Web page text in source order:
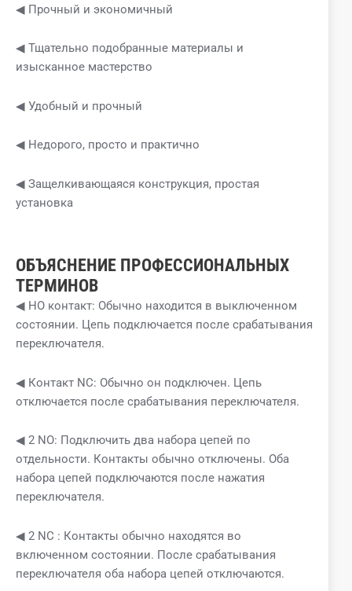
◀ Прочный и экономичный
◀ Тщательно подобранные материалы и
изысканное мастерство
◀ Удобный и прочный
◀ Недорого, просто и практично
◀ Защелкивающаяся конструкция, простая
установка
ОБЪЯСНЕНИЕ ПРОФЕССИОНАЛЬНЫХ
ТЕРМИНОВ
◀ НО контакт: Обычно находится в выключенном
состоянии. Цепь подключается после срабатывания
переключателя.
◀ Контакт NC: Обычно он подключен. Цепь
отключается после срабатывания переключателя.
◀ 2 NO: Подключить два набора цепей по
отдельности. Контакты обычно отключены. Оба
набора цепей подключаются после нажатия
переключателя.
◀ 2 NC : Контакты обычно находятся во
включенном состоянии. После срабатывания
переключателя оба набора цепей отключаются.